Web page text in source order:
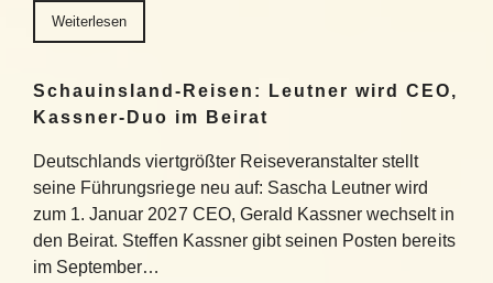
Weiterlesen
Schauinsland-Reisen: Leutner wird CEO,
Kassner-Duo im Beirat
Deutschlands viertgrößter Reiseveranstalter stellt
seine Führungsriege neu auf: Sascha Leutner wird
zum 1. Januar 2027 CEO, Gerald Kassner wechselt in
den Beirat. Steffen Kassner gibt seinen Posten bereits
im September…